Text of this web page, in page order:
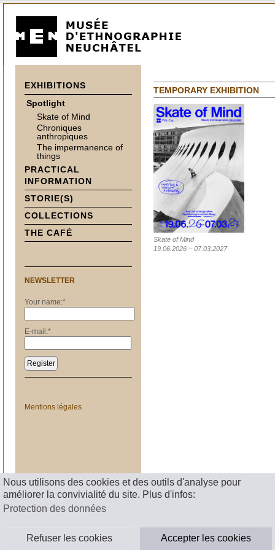
Nous utilisons des cookies et des outils d'analyse pour
améliorer la convivialité du site. Plus d'infos:
Protection des données
Refuser les cookies Accepter les cookies
EXHIBITIONS
Spotlight
Skate of Mind
Chroniques
anthropiques
The impermanence of
things
PRACTICAL
INFORMATION
STORIE(S)
COLLECTIONS
THE CAFÉ
NEWSLETTER
Your name:*
E-mail:*
Register
Mentions légales
TEMPORARY EXHIBITION
Skate of Mind
19.06.2026 – 07.03.2027